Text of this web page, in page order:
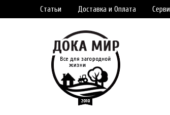
Статьи Доставка и Оплата